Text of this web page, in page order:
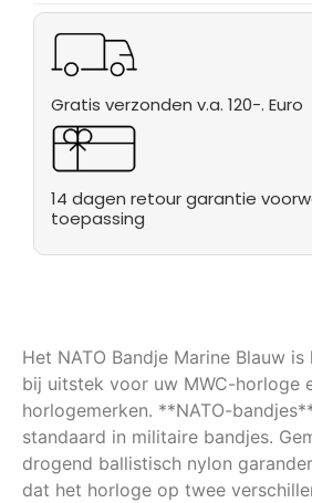
Gratis verzonden v.a. 120-. Euro
14 dagen retour garantie
toepassing
Het NATO Bandje Marine Blauw
bij uitstek voor uw MWC-horloge
horlogemerken. **NATO-
standaard in militaire bandjes.
drogend ballistisch nylon
dat het horloge op twee